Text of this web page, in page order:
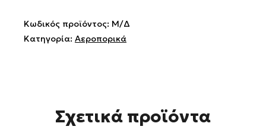
Lady
ποσότητα
Κωδικός προϊόντος: Μ/Δ
Κατηγορία: Αεροπορικά
Σχετικά προϊόντα